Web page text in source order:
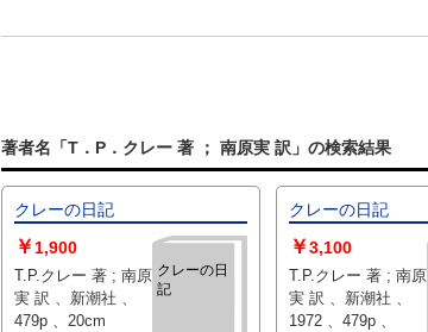
著者名「T．P．クレー 著 ； 南原実 訳」の検索結果
クレーの日記
クレーの日
記
￥ 1,900
T.P.クレー 著 ; 南原
実 訳 、新潮社 、
479p 、20cm
クレーの日記
￥3,100
T.P.クレー 著 ; 南原
実 訳 、新潮社 、
1972 、479p 、